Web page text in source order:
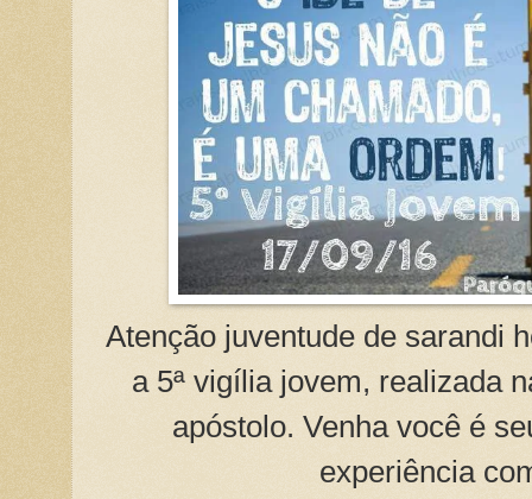
Atenção juventude de sarandi
a 5ª vigília jovem, realizada
apóstolo. Venha você é
experiência